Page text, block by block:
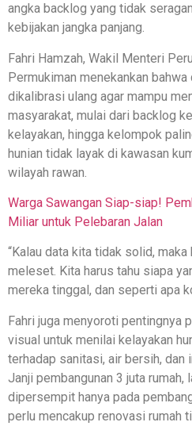
angka backlog yang tidak
kebijakan jangka panjang.
Fahri Hamzah, Wakil Menteri
Permukiman menekankan bahwa
dikalibrasi ulang agar mampu
masyarakat, mulai dari backlog
kelayakan, hingga kelompok
hunian tidak layak di kawasan
wilayah rawan.
Warga Sawangan Siap-siap!
Miliar untuk Pelebaran Jalan
“Kalau data kita tidak solid,
meleset. Kita harus tahu siapa
mereka tinggal, dan seperti apa
Fahri juga menyoroti pentingnya
visual untuk menilai kelayakan
terhadap sanitasi, air bersih, dan
Janji pembangunan 3 juta rumah,
dipersempit hanya pada
perlu mencakup renovasi rumah